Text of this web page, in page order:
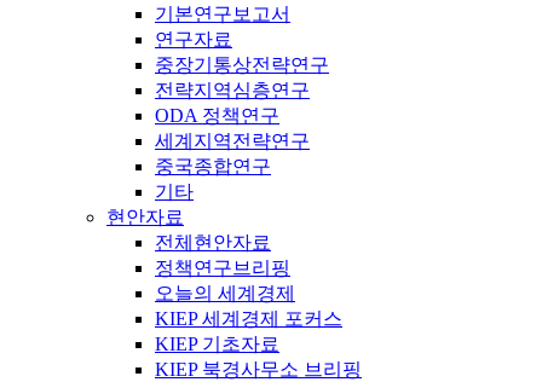
기본연구보고서
연구자료
중장기통상전략연구
전략지역심층연구
ODA 정책연구
세계지역전략연구
중국종합연구
기타
현안자료
전체현안자료
정책연구브리핑
오늘의 세계경제
KIEP 세계경제 포커스
KIEP 기초자료
KIEP 북경사무소 브리핑